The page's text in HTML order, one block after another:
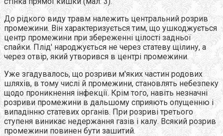
До рідкого виду травм належить центральний розрив
промежини. Він характеризується тим, що ушкоджується
центр промежини при збереженні цілості задньої
спайки. Плід' народжується не через статеву щілину, а
через отвір, який утворився в центрі промежини.
Уже згадувалось, що розриви м'яких частин родових
шляхів, в тому числі й промежини, становлять небезпеку
щодо проникнення інфекції. Крім того, навіть незначні
розриви промежини в дальшому сприяють опущенню і
випадінню статевих органів. При розриві третього
ступеня виникає недержання газів і калу. Всякий розрив
промежини повинен бути зашитий.